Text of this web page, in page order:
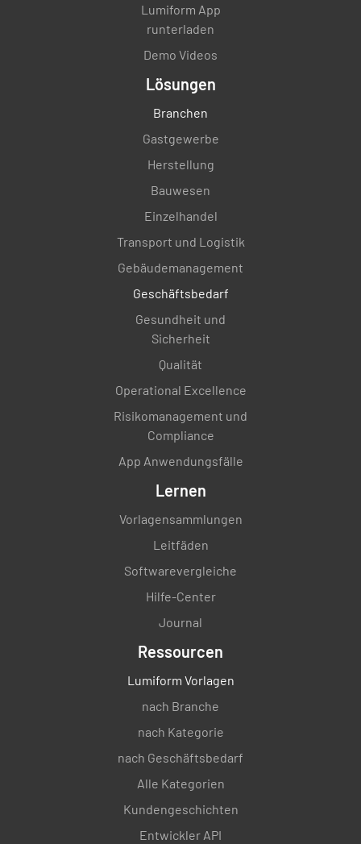
Gesundheit der Bäume
NEIN
Dichte des Blattes
SPÄRLICH
KLEIN
NEIN
Entwicklung von Wundholz
AUSGEZEICHNET
DURCHSCHNITTLICH
Lumiform App
runterladen
Demo Videos
Lösungen
Branchen
Gastgewerbe
Herstellung
Bauwesen
Einzelhandel
Transport und Logistik
Gebäudemanagement
Geschäftsbedarf
Gesundheit und
Sicherheit
Qualität
Operational Excellence
Risikomanagement und
Compliance
App Anwendungsfälle
Lernen
Vorlagensammlungen
Leitfäden
Softwarevergleiche
Hilfe-Center
Journal
Ressourcen
Lumiform Vorlagen
nach Branche
nach Kategorie
nach Geschäftsbedarf
Alle Kategorien
Kundengeschichten
Entwickler API